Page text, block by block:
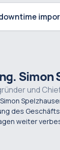
Simon
und
Simon
des
weiter